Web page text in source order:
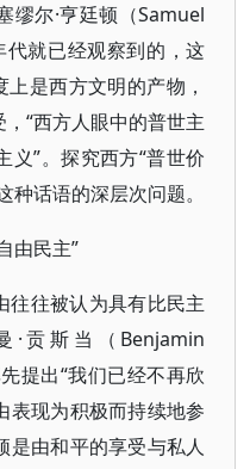
缪尔·亨廷顿（Samuel
就已经观察到的，这
是西方文明的产物，
“西方人眼中的普世主
义”。探究西方“普世价
话语的深层次问题。
由民主”
往往被认为具有比民主
贡斯当（Benjamin
提出“我们已经不再欣
表现为积极而持续地参
是由和平的享受与私人